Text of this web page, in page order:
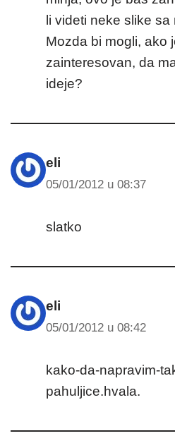
li videti neke slike
Mozda bi mogli, ako
zainteresovan, da
ideje?
eli
05/01/2012 u 08:37
slatko
eli
05/01/2012 u 08:42
kako-da-napravim-
pahuljice.hvala.